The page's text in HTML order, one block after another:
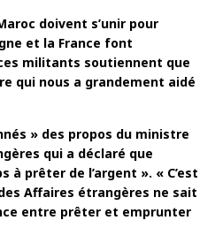
doivent s’unir pour
et la France font
ces militants soutiennent que
qui nous a grandement aidé
» des propos du ministre
qui a déclaré que
à prêter de l’argent ». « C’est
Affaires étrangères ne sait
entre prêter et emprunter